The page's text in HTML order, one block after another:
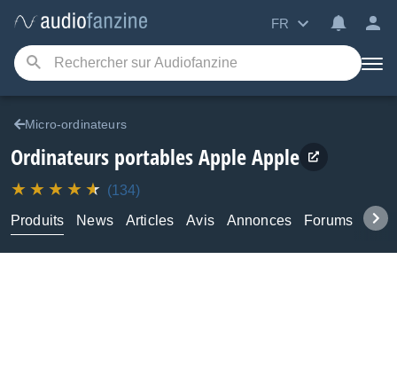
FR
Micro-ordinateurs
Ordinateurs portables AppleApple
(134)
Produits
News Articles Avis Annonces Forums